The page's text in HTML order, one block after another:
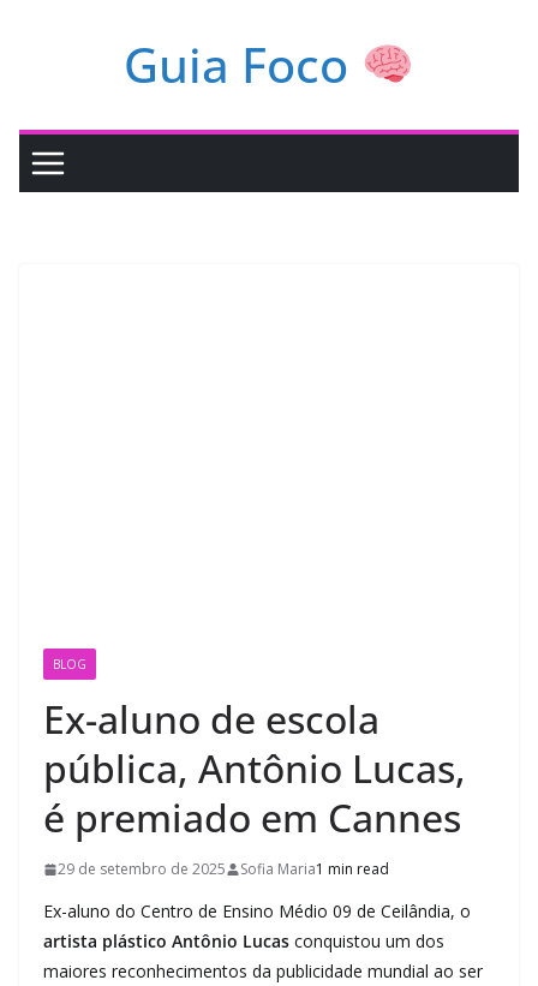
Guia Foco
BLOG
Ex-aluno de escola
pública, Antônio Lucas,
é premiado em Cannes
29 de setembro de 2025 Sofia Maria1 min read
Ex-aluno do Centro de Ensino Médio 09 de Ceilândia, o
artista plástico Antônio Lucas conquistou um dos
maiores reconhecimentos da publicidade mundial ao ser